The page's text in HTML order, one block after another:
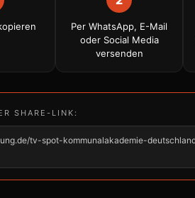
Per WhatsApp, E-Mail
oder Social Media
versenden
SHARE-LINK:
tv-spot-kommunalakademie-